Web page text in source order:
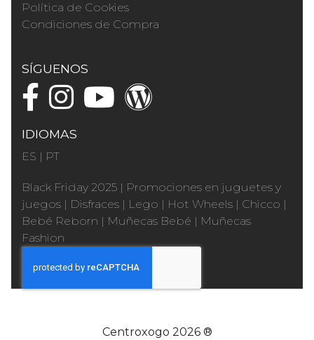
Política de Cookies
Condiciones de Compra
SÍGUENOS
IDIOMAS
ES | PT
Black Friday 2025 | Promociones en juguetes y
juegos | Disfraces | Lego | Hot Wheels | Chicco |
Bebé Reborn | Muñecas Bebé | Muñecas
Fashion
Centroxogo 2026 ®